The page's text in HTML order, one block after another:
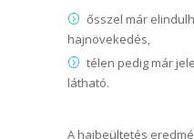
ősszel már
hajnövekedés,
télen pedig már
látható.
A hajbeültetés